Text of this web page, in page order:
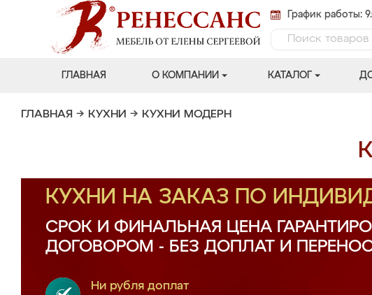
График работы:
ГЛАВНАЯ О КОМПАНИИ КАТАЛОГ
ГЛАВНАЯ → КУХНИ → КУХНИ МОДЕРН
КУХНИ НА ЗАКАЗ ПО
СРОК И ФИНАЛЬНАЯ ЦЕНА
ДОГОВОРОМ - БЕЗ ДОПЛАТ И
Ни рубля доплат